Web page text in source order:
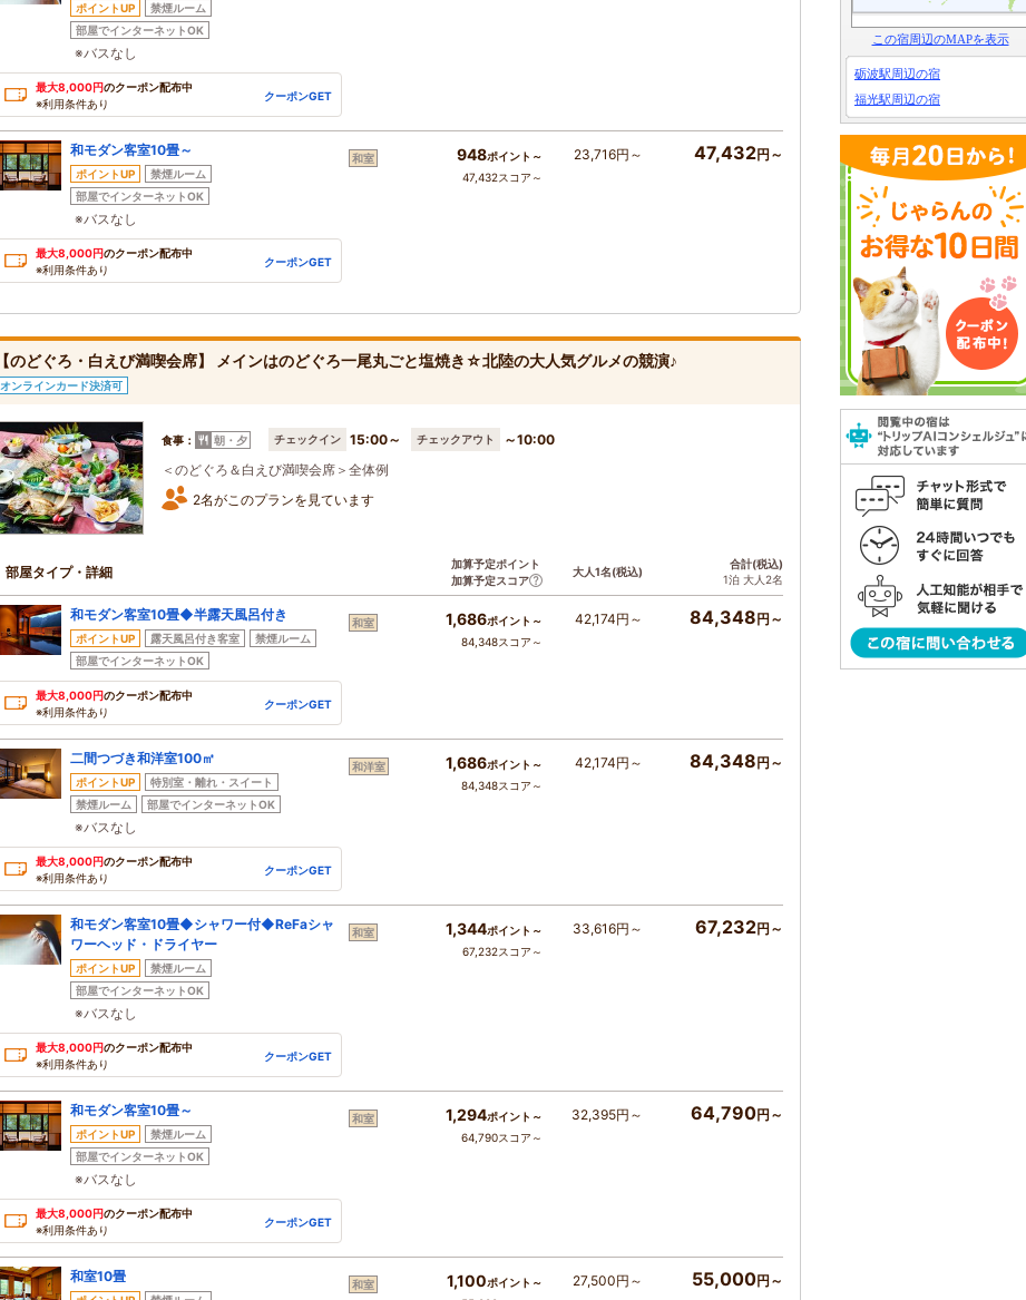
ポイントUP
禁煙ルーム
部屋でインターネットOK
※バスなし
最大8,000円のクーポン配布中
※利用条件あり
クーポンGET
和モダン客室10畳～
ポイントUP
禁煙ルーム
部屋でインターネットOK
※バスなし
最大8,000円のクーポン配布中
※利用条件あり
クーポンGET
和室 948ポイント～
47,432スコア～
23,716円～ 47,432円～
【のどぐろ・白えび満喫会席】 メインはのどぐろ一尾丸ごと塩焼き☆北陸の大人気グルメの競演♪
オンラインカード決済可
食事： 朝・夕 チェックイン 15:00～ チェックアウト
～10:00
＜のどぐろ＆白えび満喫会席＞全体例
2名がこのプランを見ています
部屋タイプ・詳細
加算予定ポイント
加算予定スコア
大人1名(税込)
合計(税込)
1泊 大人2名
和モダン客室10畳◆半露天風呂付き
ポイントUP 露天風呂付き客室
禁煙ルーム
部屋でインターネットOK
最大8,000円のクーポン配布中
※利用条件あり
クーポンGET
和室 1,686ポイント～
84,348スコア～
42,174円～ 84,348円～
二間つづき和洋室100㎡
ポイントUP
特別室・離れ・スイート
禁煙ルーム
部屋でインターネットOK
※バスなし
最大8,000円のクーポン配布中
※利用条件あり
クーポンGET
和洋室 1,686ポイント～
84,348スコア～
42,174円～ 84,348円～
和モダン客室10畳◆シャワー付◆ReFaシャ
ワーヘッド・ドライヤー
ポイントUP
禁煙ルーム
部屋でインターネットOK
※バスなし
最大8,000円のクーポン配布中
※利用条件あり
クーポンGET
和室 1,344ポイント～
67,232スコア～
33,616円～ 67,232円～
和モダン客室10畳～
ポイントUP
禁煙ルーム
部屋でインターネットOK
※バスなし
最大8,000円のクーポン配布中
※利用条件あり
クーポンGET
和室 1,294ポイント～
64,790スコア～
32,395円～ 64,790円～
和室10畳 和室 1,100ポイント～
27,500円～ 55,000円～
この宿周辺のMAPを表示
砺波駅周辺の宿
福光駅周辺の宿